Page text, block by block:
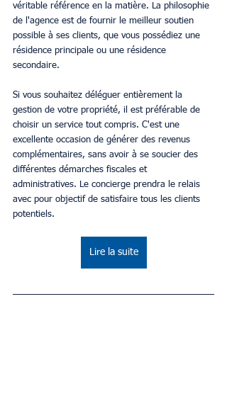
véritable référence en la matière. La philosophie
de l'agence est de fournir le meilleur soutien
possible à ses clients, que vous possédiez une
résidence principale ou une résidence
secondaire.
Si vous souhaitez déléguer entièrement la
gestion de votre propriété, il est préférable de
choisir un service tout compris. C'est une
excellente occasion de générer des revenus
complémentaires, sans avoir à se soucier des
différentes démarches fiscales et
administratives. Le concierge prendra le relais
avec pour objectif de satisfaire tous les clients
potentiels.
Lire la suite